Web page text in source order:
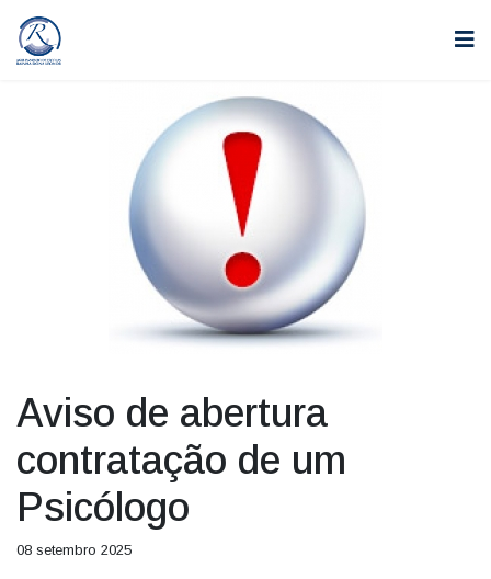
Aviso de abertura
contratação de um
Psicólogo
08 setembro 2025